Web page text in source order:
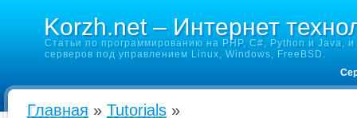
Korzh.net – Интернет
Статьи по программированию на PHP, C#, Python и Java,
серверов под управлением Linux, Windows, FreeBSD.
Главная » Tutorials »